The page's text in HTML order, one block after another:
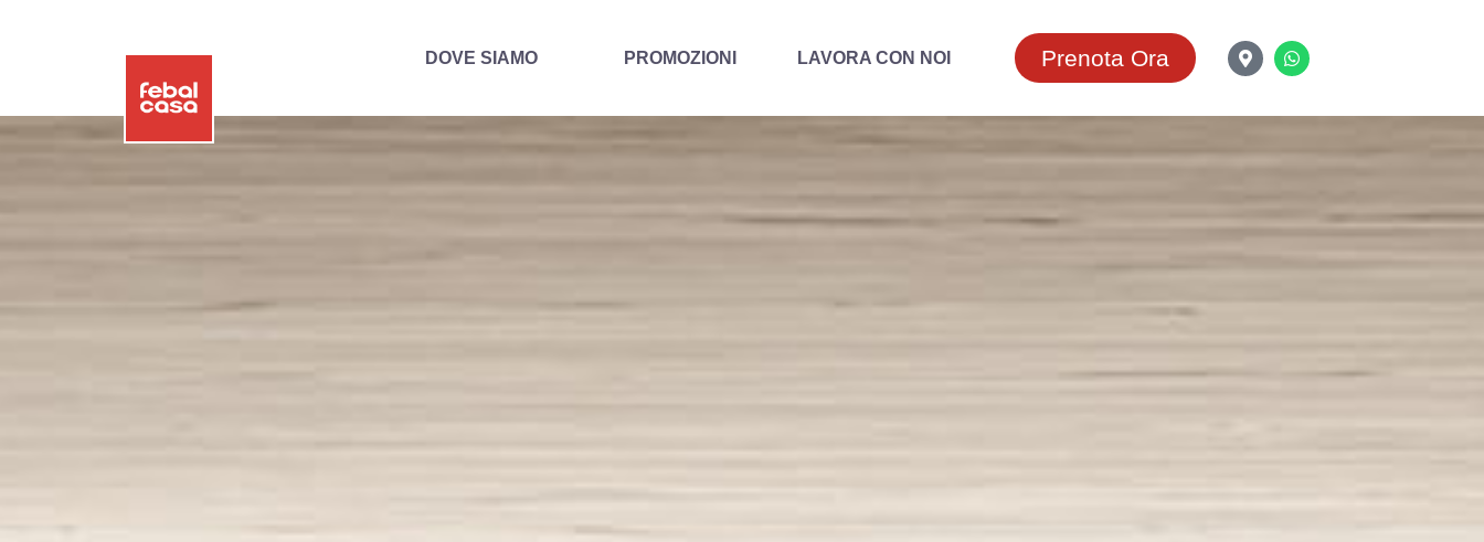
DOVE SIAMO PROMOZIONI LAVORA CON NOI Prenota Ora